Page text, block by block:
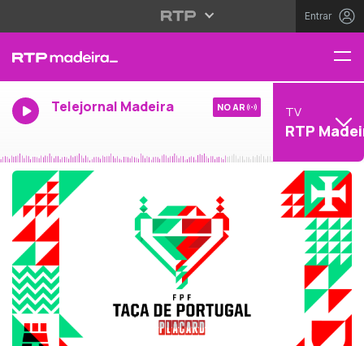
Entrar
Telejornal Madeira NO AR TV
RTP